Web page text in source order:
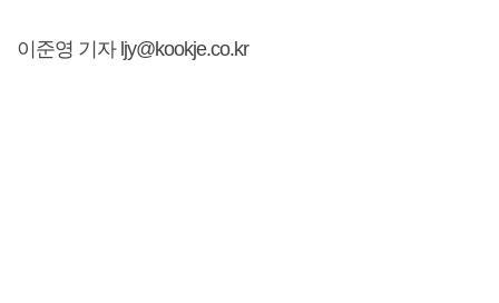
이준영 기자 ljy@kookje.co.kr